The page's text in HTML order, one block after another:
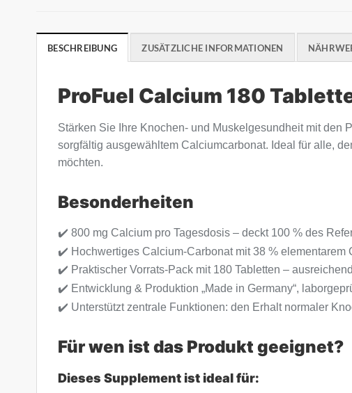
BESCHREIBUNG ZUSÄTZLICHE INFORMATIONEN
ProFuel Calcium 180
Stärken Sie Ihre Knochen- und Muskelgesundheit mit den
sorgfältig ausgewähltem Calciumcarbonat. Ideal für alle,
möchten.
Besonderheiten
✔️ 800 mg Calcium pro Tagesdosis – deckt 100 % des
✔️ Hochwertiges Calcium-Carbonat mit 38 %
✔️ Praktischer Vorrats-Pack mit 180 Tabletten –
✔️ Entwicklung & Produktion „Made in Germany“,
✔️ Unterstützt zentrale Funktionen: den Erhalt normaler
Für wen ist das Produkt geeignet?
Dieses Supplement ist ideal für: